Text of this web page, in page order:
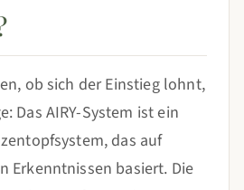
ob sich der Einstieg lohnt,
Das AIRY-System ist ein
das auf
Erkenntnissen basiert. Die